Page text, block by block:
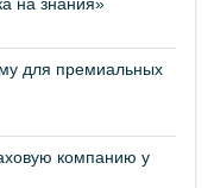
для премиальных
компанию у